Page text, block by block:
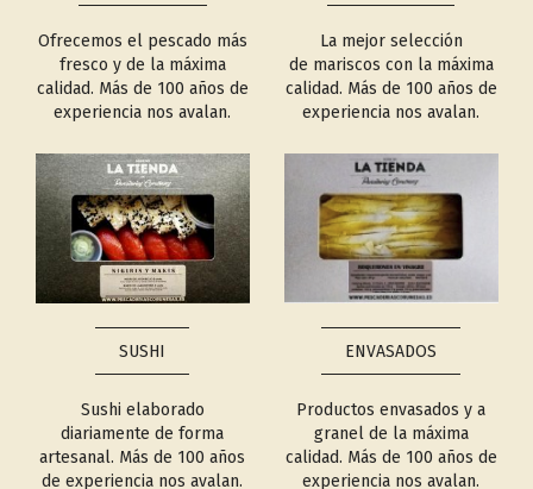
Ofrecemos el pescado más
fresco y de la máxima
calidad. Más de 100 años de
experiencia nos avalan.
La mejor selección
de mariscos con la máxima
calidad. Más de 100 años de
experiencia nos avalan.
SUSHI
Sushi elaborado
diariamente de forma
artesanal. Más de 100 años
de experiencia nos avalan.
ENVASADOS
Productos envasados y a
granel de la máxima
calidad. Más de 100 años de
experiencia nos avalan.